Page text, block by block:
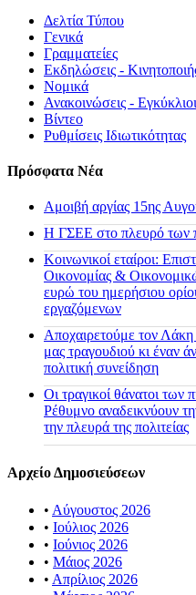
Δελτία Τύπου
Γενικά
Γραμματείες
Εκδηλώσεις -
Νομικά
Ανακοινώσεις - Εγκύκλιοι
Βίντεο
Ρυθμίσεις Ιδιωτικότητας
Πρόσφατα Νέα
Αμοιβή αργίας 15ης
H ΓΣΕΕ στο πλευρό των
Κοινωνικοί εταίροι:
Οικονομίας &
ευρώ του ημερήσιου
εργαζόμενων
Αποχαιρετούμε τον
μας τραγουδιού κι έναν
πολιτική συνείδηση
Οι τραγικοί θάνατοι των
Ρέθυμνο αναδεικνύουν
την πλευρά της πολιτείας
Αρχείο Δημοσιεύσεων
• Αύγουστος 2026
• Ιούλιος 2026
• Ιούνιος 2026
• Μάιος 2026
• Απρίλιος 2026